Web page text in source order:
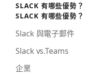
SLACK 有哪些優勢？
SLACK 有哪些優勢？
Slack 與電子郵件
Slack vs.Teams
企業